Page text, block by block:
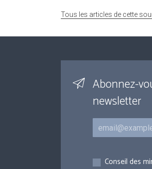
Tous les articles de cette
Abonnez-
newsletter
Courriel
Inscriptions
Conseil des